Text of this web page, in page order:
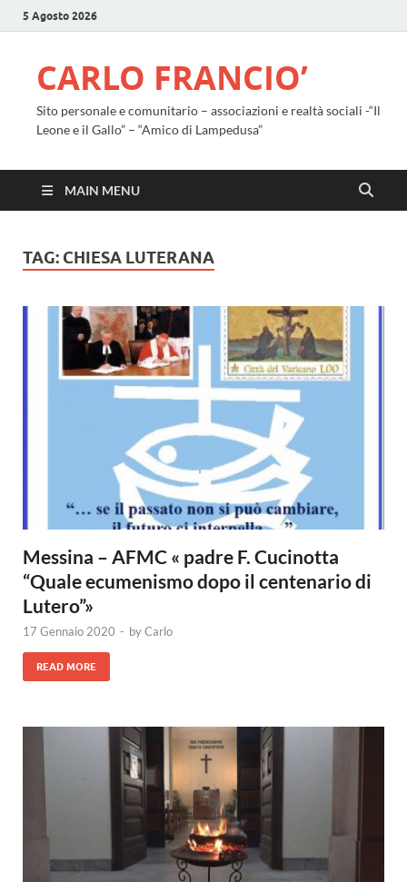
5 Agosto 2026
CARLO FRANCIO’
Sito personale e comunitario – associazioni e realtà sociali -“Il
Leone e il Gallo” – “Amico di Lampedusa”
MAIN MENU
TAG: CHIESA LUTERANA
Messina – AFMC « padre F. Cucinotta
“Quale ecumenismo dopo il centenario di
Lutero”»
17 Gennaio 2020 - byCarlo
READ MORE